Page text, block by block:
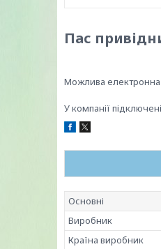
Пас
У компанії
Основні
Виробник
Країна виробник